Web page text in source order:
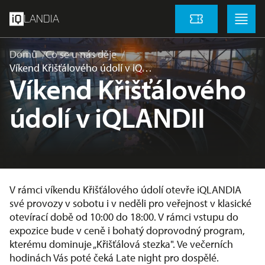
LANDIA Vstupenky
Menu
Domů
Co se u nás děje
Víkend Křišťálového údolí v iQ…
Víkend Křišťálového
údolí v iQLANDII
V rámci víkendu Křišťálového údolí otevře iQLANDIA
své provozy v sobotu i v neděli pro veřejnost v klasické
otevírací době od 10:00 do 18:00. V rámci vstupu do
expozice bude v ceně i bohatý doprovodný program,
kterému dominuje „Křišťálová stezka". Ve večerních
hodinách Vás poté čeká Late night pro dospělé.